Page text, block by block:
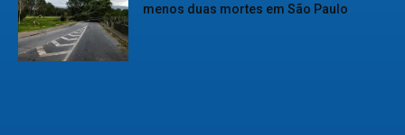
menos duas mortes em São Paulo